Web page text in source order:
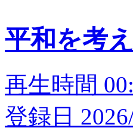
平和を考
再生時間
登録日